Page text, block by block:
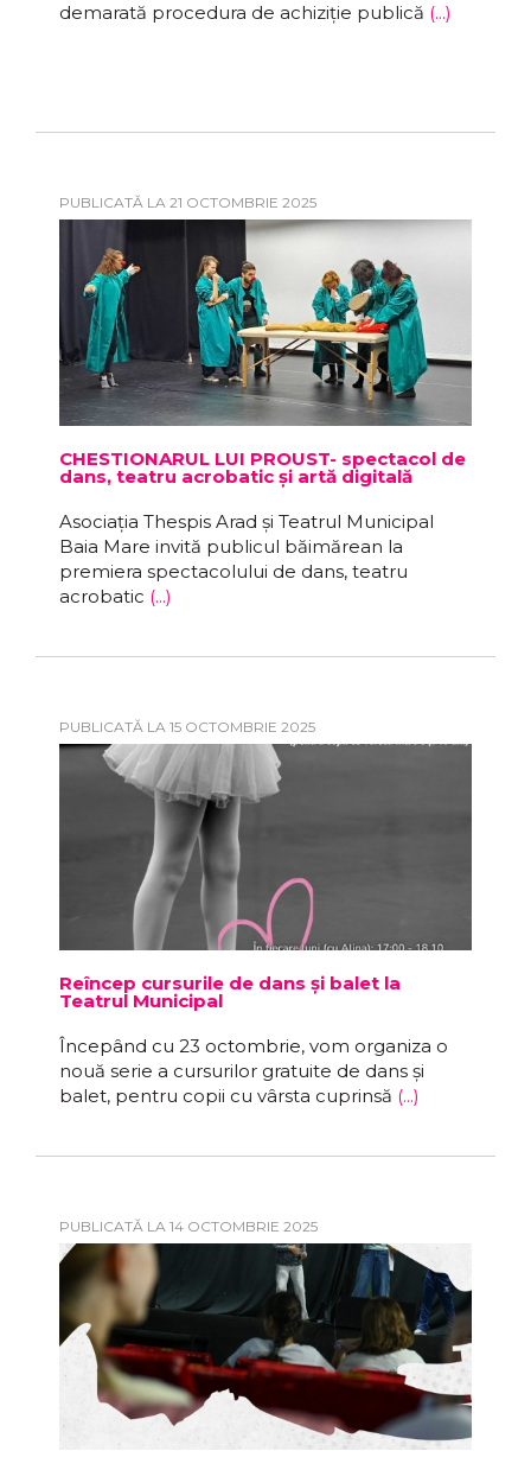
demarată procedura de achiziție publică (...)
PUBLICATĂ LA 21 OCTOMBRIE 2025
CHESTIONARUL LUI PROUST- spectacol de
dans, teatru acrobatic și artă digitală
Asociația Thespis Arad și Teatrul Municipal
Baia Mare invită publicul băimărean la
premiera spectacolului de dans, teatru
acrobatic (...)
PUBLICATĂ LA 15 OCTOMBRIE 2025
Reîncep cursurile de dans și balet la
Teatrul Municipal
Începând cu 23 octombrie, vom organiza o
nouă serie a cursurilor gratuite de dans și
balet, pentru copii cu vârsta cuprinsă (...)
PUBLICATĂ LA 14 OCTOMBRIE 2025